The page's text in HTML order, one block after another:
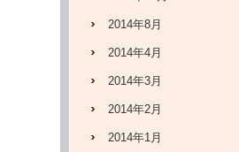
2014年8月
2014年4月
2014年3月
2014年2月
2014年1月